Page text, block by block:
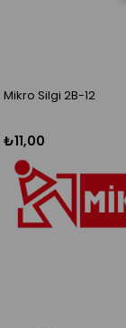
Mikro Silgi 2B-12
₺11,00